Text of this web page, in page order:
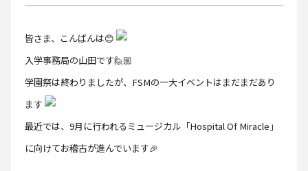
皆さま、こんばんは😊
入学事務局の山田です🙋🏼
学園祭は終わりましたが、FSMの一大イベントはまだまだあり
ます
最近では、9月に行われるミュージカル「Hospital Of Miracle」
に向けてお稽古が進んでいます🎉